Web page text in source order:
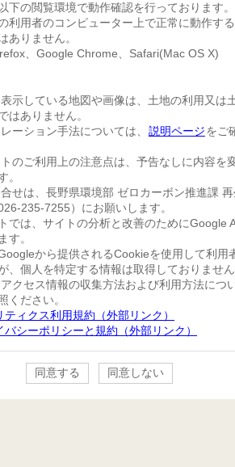
下の閲覧環境で動作確認を行っております
利用者のコンピューター上で正常に動作す
ありません。
、Google Chrome、Safari(Mac OS X)
表示している地図や画像は、土地の利用又は
はありません。
ーション手法については、 説明ページをご
トのご利用上の注意点は、予告なしに内容を
。
合せは、長野県環境部 ゼロカーボン推進課
235-7255）にお願いします。
では、サイトの分析と改善のためにGoogle
す。
から提供されるCookieを使用して利用
、個人を特定する情報は取得しておりませ
クセス情報の収集方法および利用方法につ
ください。
ィクス利用規約（外部リンク）
シーポリシーと規約（外部リンク）
同意する 同意しない